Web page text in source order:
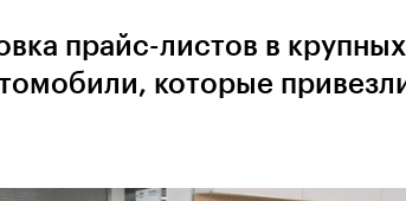
прайс-листов в
которые